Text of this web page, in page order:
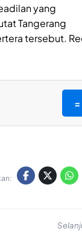
yang
Tangerang
tersebut.
=